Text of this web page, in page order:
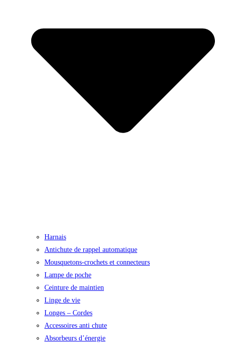
Harnais
Antichute de rappel automatique
Mousquetons-crochets et connecteurs
Lampe de poche
Ceinture de maintien
Linge de vie
Longes – Cordes
Accessoires anti chute
Absorbeurs d’énergie